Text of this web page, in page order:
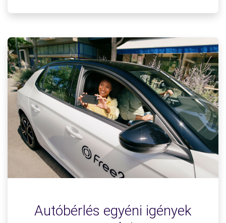
Autóbérlés egyéni igények